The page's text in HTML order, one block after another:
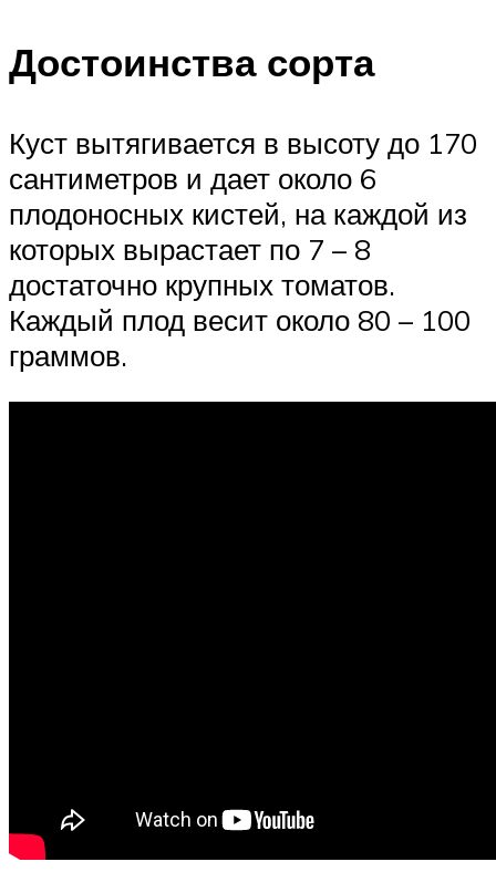
Достоинства сорта
Куст вытягивается в высоту до 170
сантиметров и дает около 6
плодоносных кистей, на каждой из
которых вырастает по 7 – 8
достаточно крупных томатов.
Каждый плод весит около 80 – 100
граммов.